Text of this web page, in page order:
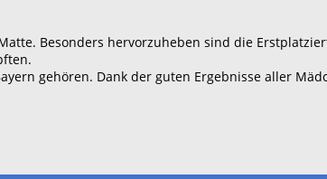
Besonders hervorzuheben sind die
gehören. Dank der guten Ergebnisse aller